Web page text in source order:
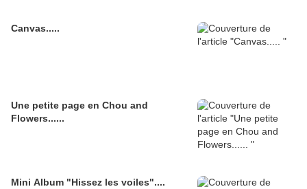
Canvas.....
Une petite page en Chou and
Flowers......
Mini Album "Hissez les voiles"....